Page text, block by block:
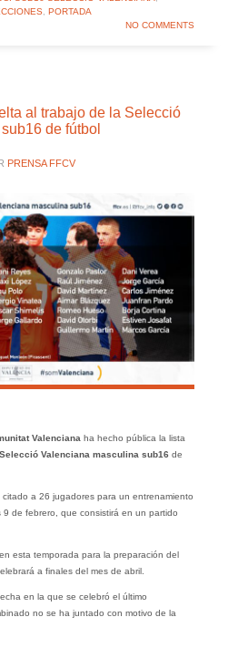
, PORTADA
NO COMMENTS
al trabajo de la Selecció
de fútbol
PRENSA FFCV
Valenciana ha hecho pública la lista
Selecció Valenciana masculina sub16 de
citado a 26 jugadores para un entrenamiento
de febrero, que consistirá en un partido
esta temporada para la preparación del
a finales del mes de abril.
en la que se celebró el último
no se ha juntado con motivo de la